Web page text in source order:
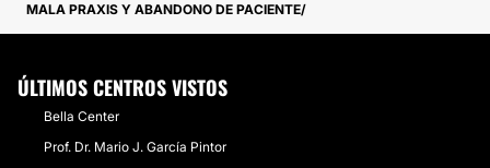
MALA PRAXIS Y ABANDONO DE PACIENTE
ÚLTIMOS CENTROS VISTOS
Bella Center
Prof. Dr. Mario J. García Pintor